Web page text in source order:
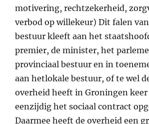
motivering, rechtzekerheid,
verbod op willekeur) Dit falen
bestuur kleeft aan het
premier, de minister, het
provinciaal bestuur en in
aan hetlokale bestuur, of te wel
overheid heeft in Groningen keer
eenzijdig het sociaal contract
Daarmee heeft de overheid een